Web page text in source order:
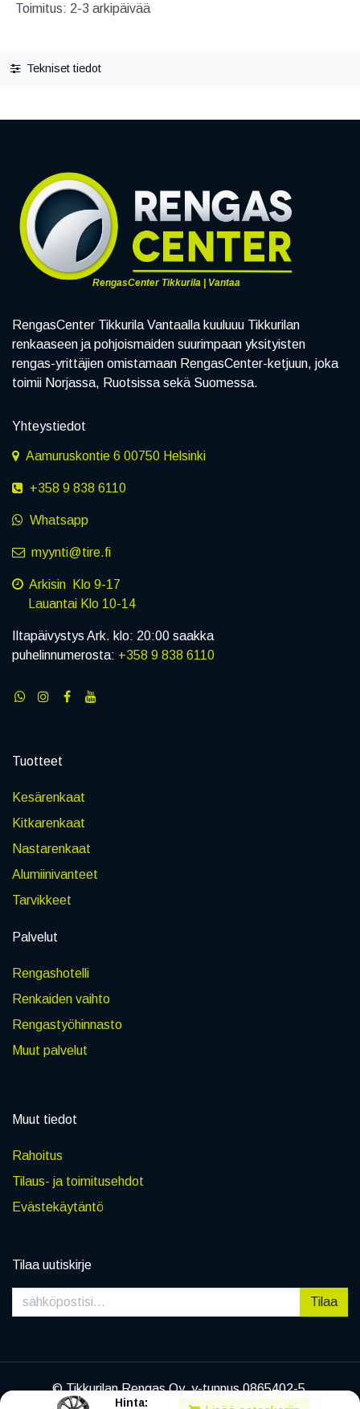
Hinta:
Toimitus: 2-3 arkipäivää
Tekniset tiedot
RengasCenter Tikkurila | Vantaa
RengasCenter Tikkurila Vantaalla kuuluuu Tikkurilan
renkaaseen ja pohjoismaiden suurimpaan yksityisten
rengas-yrittäjien omistamaan RengasCenter-ketjuun, joka
toimii Norjassa, Ruotsissa sekä Suomessa.
Yhteystiedot
Aamuruskontie 6 00750 Helsinki
+358 9 838 6110
Whatsapp
myynti@tire.fi
Arkisin Klo 9-17
Lauantai Klo 10-14
Iltapäivystys Ark. klo: 20:00 saakka
puhelinnumerosta: +358 9 838 6110
Tuotteet
Kesärenkaat
Kitkarenkaat
Nastarenkaat
Alumiinivanteet
Tarvikkeet
Palvelut
Rengashotelli
Renkaiden vaihto
Rengastyöhinnasto
Muut palvelut
Muut tiedot
Rahoitus
Tilaus- ja toimitusehdot
Evästekäytäntö
Tilaa uutiskirje
Tilaa
© Tikkurilan Rengas Oy, y-tunnus 0865402-5